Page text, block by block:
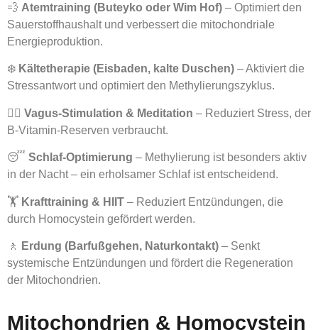
💨 Atemtraining (Buteyko oder Wim Hof) – Optimiert den
Sauerstoffhaushalt und verbessert die mitochondriale
Energieproduktion.
❄️ Kältetherapie (Eisbaden, kalte Duschen) – Aktiviert die
Stressantwort und optimiert den Methylierungszyklus.
🧘‍♂️ Vagus-Stimulation & Meditation – Reduziert Stress, der
B-Vitamin-Reserven verbraucht.
😴 Schlaf-Optimierung – Methylierung ist besonders aktiv
in der Nacht – ein erholsamer Schlaf ist entscheidend.
🏋️ Krafttraining & HIIT – Reduziert Entzündungen, die
durch Homocystein gefördert werden.
🚶 Erdung (Barfußgehen, Naturkontakt) – Senkt
systemische Entzündungen und fördert die Regeneration
der Mitochondrien.
Mitochondrien & Homocystein